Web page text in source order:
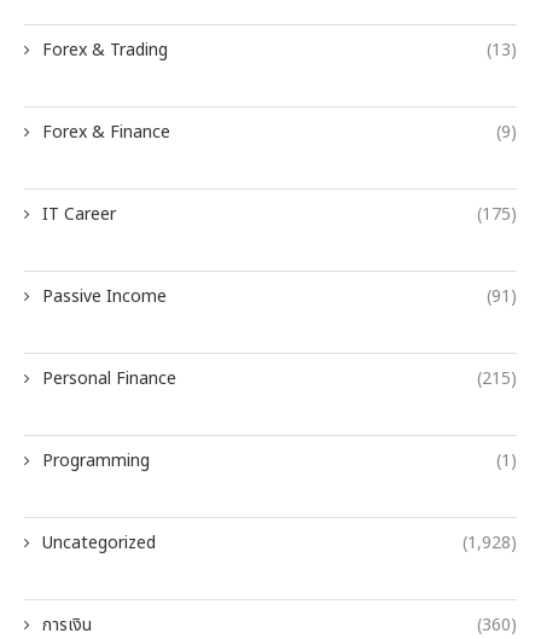
Forex & Trading (13)
Forex & Finance (9)
IT Career (175)
Passive Income (91)
Personal Finance (215)
Programming (1)
Uncategorized (1,928)
การเงิน (360)